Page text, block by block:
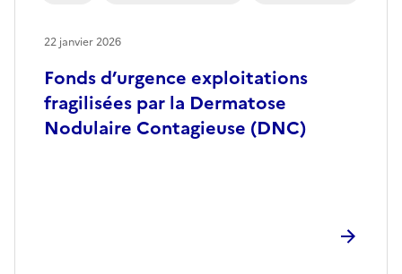
Fonds d’urgence exploitations
fragilisées par la Dermatose
Nodulaire Contagieuse (DNC)
22 janvier 2026